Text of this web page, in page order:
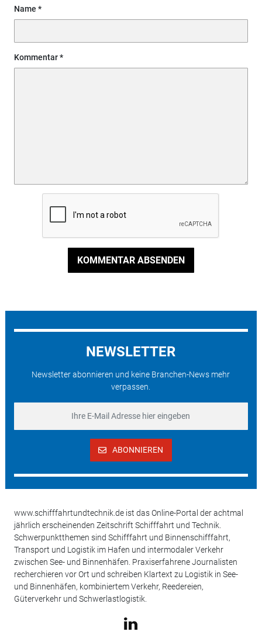
Name
Kommentar
KOMMENTAR ABSENDEN
NEWSLETTER
Newsletter abonnieren und keine Branchen-News mehr
verpassen.
ABONNIEREN
www.schifffahrtundtechnik.de ist das Online-Portal der achtmal
jährlich erscheinenden Zeitschrift Schifffahrt und Technik.
Schwerpunktthemen sind Schifffahrt und Binnenschifffahrt,
Transport und Logistik im Hafen und intermodaler Verkehr
zwischen See- und Binnenhäfen. Praxiserfahrene Journalisten
recherchieren vor Ort und schreiben Klartext zu Logistik in See-
und Binnenhäfen, kombiniertem Verkehr, Reedereien,
Güterverkehr und Schwerlastlogistik.